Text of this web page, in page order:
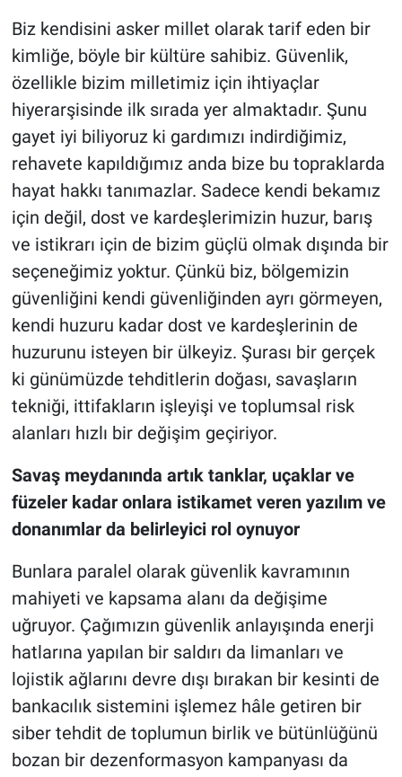
Biz kendisini asker millet olarak tarif eden bir
kimliğe, böyle bir kültüre sahibiz. Güvenlik,
özellikle bizim milletimiz için ihtiyaçlar
hiyerarşisinde ilk sırada yer almaktadır. Şunu
gayet iyi biliyoruz ki gardımızı indirdiğimiz,
rehavete kapıldığımız anda bize bu topraklarda
hayat hakkı tanımazlar. Sadece kendi bekamız
için değil, dost ve kardeşlerimizin huzur, barış
ve istikrarı için de bizim güçlü olmak dışında bir
seçeneğimiz yoktur. Çünkü biz, bölgemizin
güvenliğini kendi güvenliğinden ayrı görmeyen,
kendi huzuru kadar dost ve kardeşlerinin de
huzurunu isteyen bir ülkeyiz. Şurası bir gerçek
ki günümüzde tehditlerin doğası, savaşların
tekniği, ittifakların işleyişi ve toplumsal risk
alanları hızlı bir değişim geçiriyor.
Savaş meydanında artık tanklar, uçaklar ve
füzeler kadar onlara istikamet veren yazılım ve
donanımlar da belirleyici rol oynuyor
Bunlara paralel olarak güvenlik kavramının
mahiyeti ve kapsama alanı da değişime
uğruyor. Çağımızın güvenlik anlayışında enerji
hatlarına yapılan bir saldırı da limanları ve
lojistik ağlarını devre dışı bırakan bir kesinti de
bankacılık sistemini işlemez hâle getiren bir
siber tehdit de toplumun birlik ve bütünlüğünü
bozan bir dezenformasyon kampanyası da